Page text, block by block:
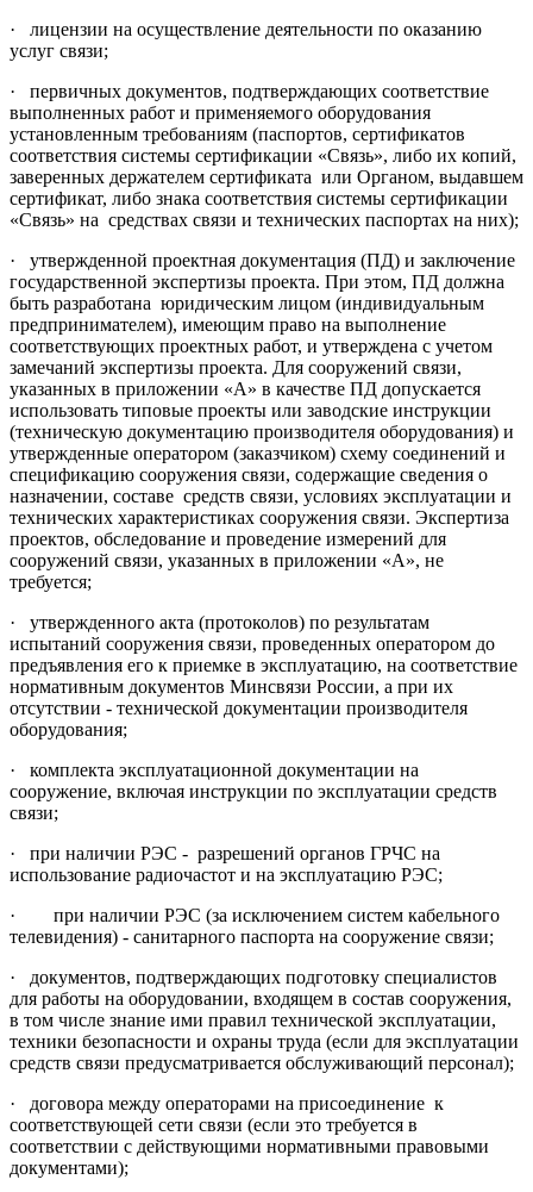
· лицензии на осуществление деятельности по оказанию
услуг связи;
· первичных документов, подтверждающих соответствие
выполненных работ и применяемого оборудования
установленным требованиям (паспортов, сертификатов
соответствия системы сертификации «Связь», либо их копий,
заверенных держателем сертификата или Органом, выдавшем
сертификат, либо знака соответствия системы сертификации
«Связь» на средствах связи и технических паспортах на них);
· утвержденной проектная документация (ПД) и заключение
государственной экспертизы проекта. При этом, ПД должна
быть разработана юридическим лицом (индивидуальным
предпринимателем), имеющим право на выполнение
соответствующих проектных работ, и утверждена с учетом
замечаний экспертизы проекта. Для сооружений связи,
указанных в приложении «А» в качестве ПД допускается
использовать типовые проекты или заводские инструкции
(техническую документацию производителя оборудования) и
утвержденные оператором (заказчиком) схему соединений и
спецификацию сооружения связи, содержащие сведения о
назначении, составе средств связи, условиях эксплуатации и
технических характеристиках сооружения связи. Экспертиза
проектов, обследование и проведение измерений для
сооружений связи, указанных в приложении «А», не
требуется;
· утвержденного акта (протоколов) по результатам
испытаний сооружения связи, проведенных оператором до
предъявления его к приемке в эксплуатацию, на соответствие
нормативным документов Минсвязи России, а при их
отсутствии - технической документации производителя
оборудования;
· комплекта эксплуатационной документации на
сооружение, включая инструкции по эксплуатации средств
связи;
· при наличии РЭС - разрешений органов ГРЧС на
использование радиочастот и на эксплуатацию РЭС;
· при наличии РЭС (за исключением систем кабельного
телевидения) - санитарного паспорта на сооружение связи;
· документов, подтверждающих подготовку специалистов
для работы на оборудовании, входящем в состав сооружения,
в том числе знание ими правил технической эксплуатации,
техники безопасности и охраны труда (если для эксплуатации
средств связи предусматривается обслуживающий персонал);
· договора между операторами на присоединение к
соответствующей сети связи (если это требуется в
соответствии с действующими нормативными правовыми
документами);